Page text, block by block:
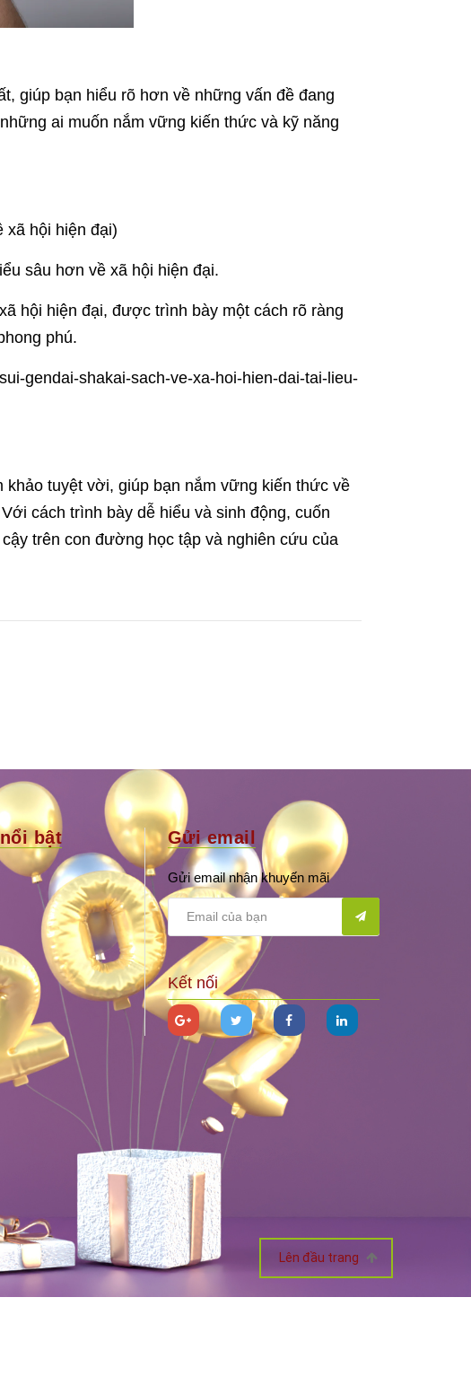
giúp bạn hiểu rõ hơn về những vấn đề đang
ai muốn nắm vững kiến thức và kỹ năng
xã hội hiện đại)
sâu hơn về xã hội hiện đại.
hội hiện đại, được trình bày một cách rõ ràng
phú.
gendai-shakai-sach-ve-xa-hoi-hien-dai-tai-lieu-
khảo tuyệt vời, giúp bạn nắm vững kiến thức về
cách trình bày dễ hiểu và sinh động, cuốn
trên con đường học tập và nghiên cứu của
bật Gửi email
Gửi email nhận khuyến mãi
Kết nối
Lên đầu trang